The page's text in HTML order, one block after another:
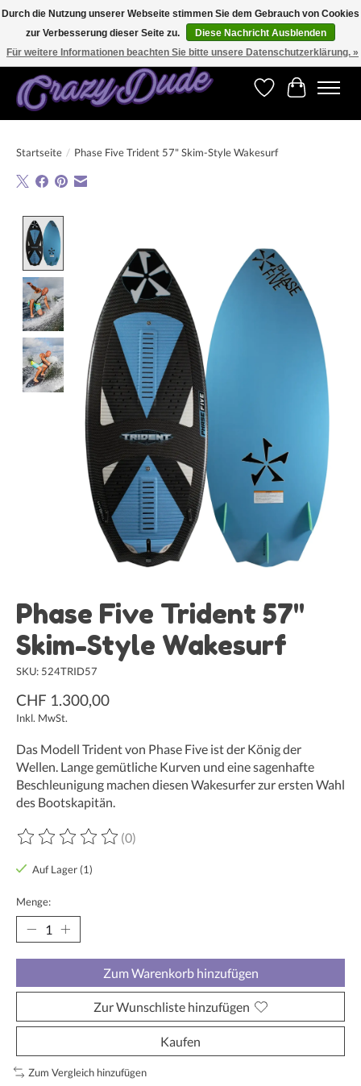
Versandkostenfrei bestellen ab CHF 200.00 in der Schweiz und ab EUR 250.00 in den
meisten Ländern weltweit.
Wunschzettel
Ihr
Startseite / Phase Five Trident 57" Skim-Style Wakesurf
Phase Five Trident 57"
Skim-Style Wakesurf
SKU: 524TRID57
CHF 1.300,00
Inkl. MwSt.
Das Modell Trident von Phase Five ist der König der
Wellen. Lange gemütliche Kurven und eine sagenhafte
Beschleunigung machen diesen Wakesurfer zur ersten Wahl
des Bootskapitän.
Die Bewertung dieses Produkts ist
(0)
Auf Lager (1)
Menge:
Zum Warenkorb hinzufügen
Zur Wunschliste hinzufügen
Kaufen
Zum Vergleich hinzufügen
Durch die Nutzung unserer Webseite stimmen Sie dem Gebrauch von Cookies
zur Verbesserung dieser Seite zu.
Diese Nachricht Ausblenden
Für weitere Informationen beachten Sie bitte unsere Datenschutzerklärung. »